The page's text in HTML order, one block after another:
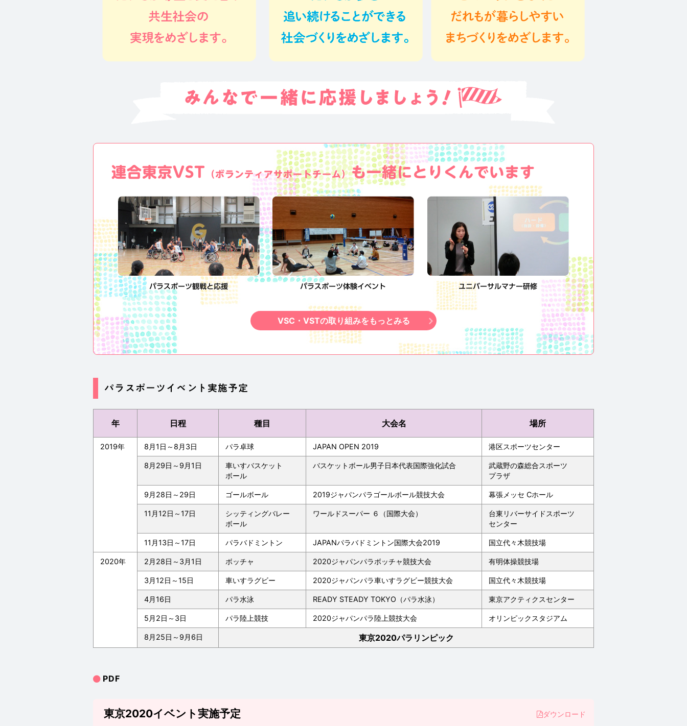
連合東京VST （ボランティアサポートチーム）も一緒にとりくんでいます
パラスポーツ観戦と応援 パラスポーツ体験イベント ユニバーサルマナー研修
VSC・VSTの取り組みをもっとみる
パラスポーツイベント実施予定
年 日程 種目 大会名 場所
2019年 8月1日～8月3日 パラ卓球 JAPAN OPEN 2019 港区スポーツセンター
8月29日～9月1日
車いすバスケット
ボール
バスケットボール男子日本代表国際強化試合
武蔵野の森総合スポーツ
プラザ
9月28日～29日 ゴールボール 2019ジャパンパラゴールボール競技大会 幕張メッセ Cホール
11月12日～17日
シッティングバレー
ボール
ワールドスーパー ６（国際大会）
台東リバーサイドスポーツ
センター
11月13日～17日 パラバドミントン JAPANパラバドミントン国際大会2019 国立代々木競技場
2020年 2月28日～3月1日 ボッチャ 2020ジャパンパラボッチャ競技大会 有明体操競技場
3月12日～15日 車いすラグビー 2020ジャパンパラ車いすラグビー競技大会 国立代々木競技場
4月16日 パラ水泳 READY STEADY TOKYO（パラ水泳） 東京アクティクスセンター
5月2日～3日 パラ陸上競技 2020ジャパンパラ陸上競技大会 オリンピックスタジアム
8月25日～9月6日 東京2020パラリンピック
PDF
東京2020イベント実施予定